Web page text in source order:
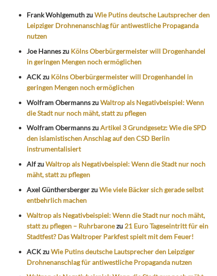
Frank WohlgemuthzuWie Putins deutsche Lautsprecher den
Leipziger Drohnenanschlag für antiwestliche Propaganda
nutzen
Joe Hanneszu Kölns Oberbürgermeister will Drogenhandel
in geringen Mengen noch ermöglichen
ACKzu Kölns Oberbürgermeister will Drogenhandel in
geringen Mengen noch ermöglichen
Wolfram ObermannszuWaltrop als Negativbeispiel: Wenn
die Stadt nur noch mäht, statt zu pflegen
Wolfram ObermannszuArtikel 3 Grundgesetz: Wie die SPD
den islamistischen Anschlag auf den CSD Berlin
instrumentalisiert
AlfzuWaltrop als Negativbeispiel: Wenn die Stadt nur noch
mäht, statt zu pflegen
Axel GünthersbergerzuWie viele Bäcker sich gerade selbst
entbehrlich machen
Waltrop als Negativbeispiel: Wenn die Stadt nur noch mäht,
statt zu pflegen – Ruhrbaronezu 21 Euro Tageseintritt für ein
Stadtfest? Das Waltroper Parkfest spielt mit dem Feuer!
ACKzuWie Putins deutsche Lautsprecher den Leipziger
Drohnenanschlag für antiwestliche Propaganda nutzen